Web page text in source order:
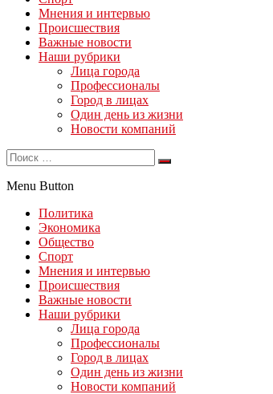
Мнения и интервью
Происшествия
Важные новости
Наши рубрики
Лица города
Профессионалы
Город в лицах
Один день из жизни
Новости компаний
Menu Button
Политика
Экономика
Общество
Спорт
Мнения и интервью
Происшествия
Важные новости
Наши рубрики
Лица города
Профессионалы
Город в лицах
Один день из жизни
Новости компаний